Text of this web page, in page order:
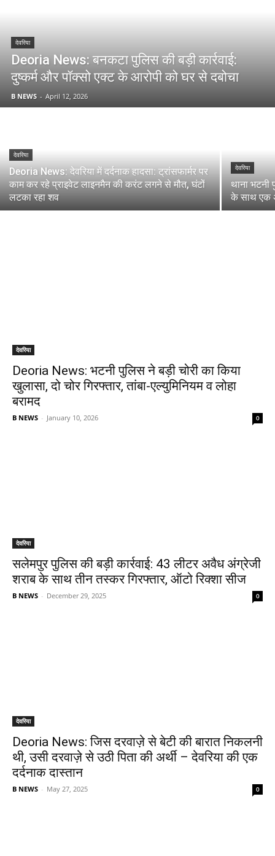
देवरिया
Deoria News: बनकटा पुलिस की बड़ी कार्रवाई:
दुष्कर्म और पॉक्सो एक्ट के आरोपी को घर से दबोचा
B NEWS - April 12, 2026
देवरिया
Deoria News: देवरिया में दर्दनाक हादसा: ट्रांसफार्मर पर
काम कर रहे प्राइवेट लाइनमैन की करंट लगने से मौत, घंटों
लटका रहा शव
देवरिया
थाना भटनी
के साथ एक
देवरिया
Deoria News: भटनी पुलिस ने बड़ी चोरी का किया
खुलासा, दो चोर गिरफ्तार, तांबा-एल्युमिनियम व लोहा
बरामद
B NEWS - January 10, 2026 0
देवरिया
सलेमपुर पुलिस की बड़ी कार्रवाई: 43 लीटर अवैध अंग्रेजी
शराब के साथ तीन तस्कर गिरफ्तार, ऑटो रिक्शा सीज
B NEWS - December 29, 2025 0
देवरिया
Deoria News: जिस दरवाज़े से बेटी की बारात निकलनी
थी, उसी दरवाज़े से उठी पिता की अर्थी – देवरिया की एक
दर्दनाक दास्तान
B NEWS - May 27, 2025 0